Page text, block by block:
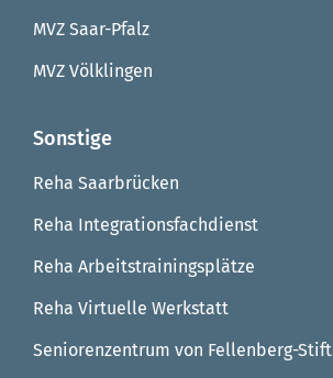
MVZ Saar-Pfalz
MVZ Völklingen
Sonstige
Reha Saarbrücken
Reha Integrationsfachdienst
Reha Arbeitstrainingsplätze
Reha Virtuelle Werkstatt
Seniorenzentrum von Fellenberg-Stift